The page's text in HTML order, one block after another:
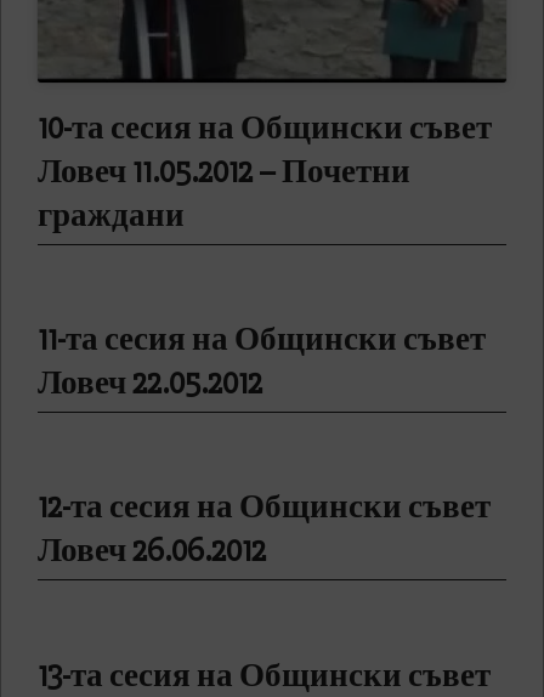
10-та сесия на Общински съвет
Ловеч 11.05.2012 – Почетни
граждани
11-та сесия на Общински съвет
Ловеч 22.05.2012
12-та сесия на Общински съвет
Ловеч 26.06.2012
13-та сесия на Общински съвет